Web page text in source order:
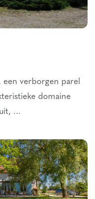
verborgen parel
domaine
...